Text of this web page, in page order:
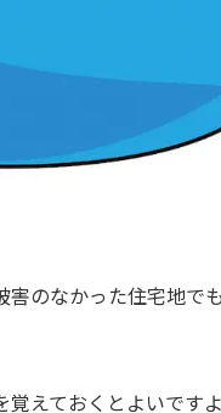
のなかった住宅地で
えておくとよいですよ